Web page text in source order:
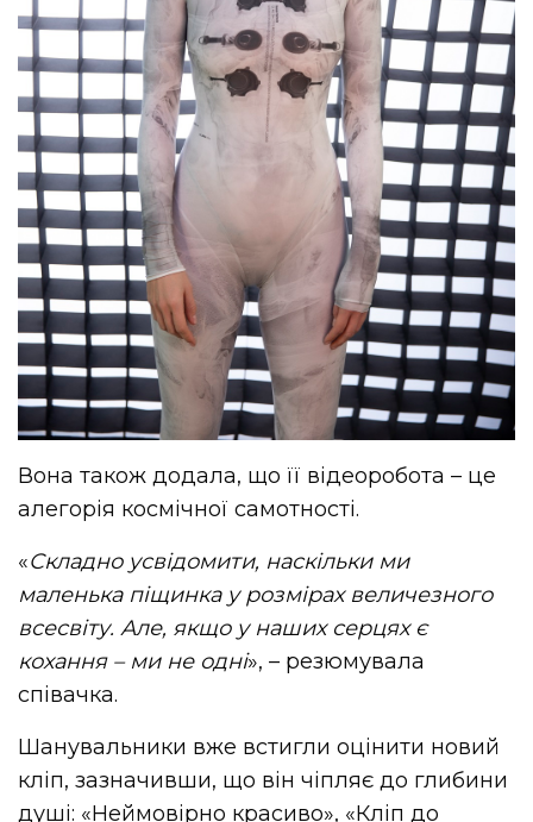
Вона також додала, що її відеоробота – це
алегорія космічної самотності.
«Складно усвідомити, наскільки ми
маленька піщинка у розмірах величезного
всесвіту. Але, якщо у наших серцях є
кохання – ми не одні», – резюмувала
співачка.
Шанувальники вже встигли оцінити новий
кліп, зазначивши, що він чіпляє до глибини
душі: «Неймовірно красиво», «Кліп до